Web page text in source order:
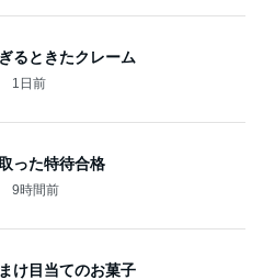
るときたクレーム
1日前
った特待合格
9時間前
け目当てのお菓子